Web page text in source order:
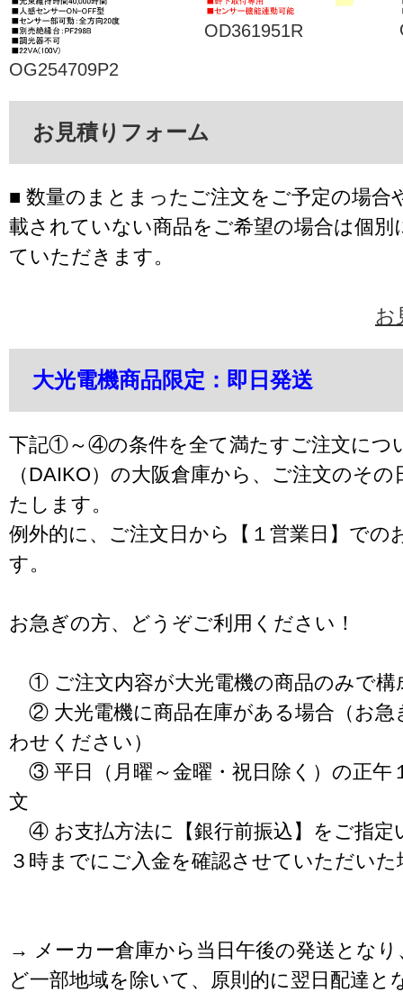
OG254709P2
OD361951R
お見積りフォーム
■ 数量のまとまったご注文をご予定の場合
載されていない商品をご希望の場合は個別
ていただきます。
お
大光電機商品限定：即日発送
下記①～④の条件を全て満たすご注文につ
（DAIKO）の大阪倉庫から、ご注文のそ
たします。
例外的に、ご注文日から【１営業日】での
す。
お急ぎの方、どうぞご利用ください！
① ご注文内容が大光電機の商品のみで構
② 大光電機に商品在庫がある場合（お急
わせください）
③ 平日（月曜～金曜・祝日除く）の正午
文
④ お支払方法に【銀行前振込】をご指定
３時までにご入金を確認させていただいた
→ メーカー倉庫から当日午後の発送となり
ど一部地域を除いて、原則的に翌日配達と